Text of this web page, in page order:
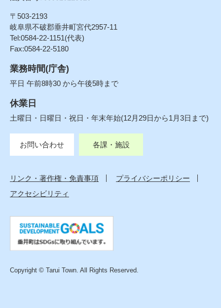
〒503-2193
岐阜県不破郡垂井町宮代2957-11
Tel:0584-22-1151(代表)
Fax:0584-22-5180
業務時間(庁舎)
平日 午前8時30 から午後5時まで
休業日
土曜日・日曜日・祝日・年末年始(12月29日から1月3日まで)
お問い合わせ 各課・施設
リンク・著作権・免責事項
プライバシーポリシー
アクセシビリティ
Copyright © Tarui Town. All Rights Reserved.